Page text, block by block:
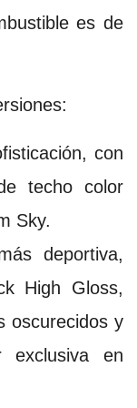
es de
con
techo color
Sky.
deportiva,
High Gloss,
oscurecidos y
exclusiva en